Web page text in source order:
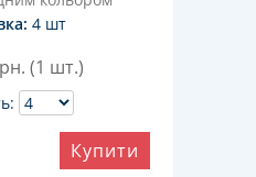
4 шт
(1 шт.)
Купити